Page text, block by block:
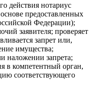
действия нотариус
предоставленных
Федерации);
заявителя; проверяет
запрет или,
имущества;
наложении запрета;
в компетентный орган,
соответствующего